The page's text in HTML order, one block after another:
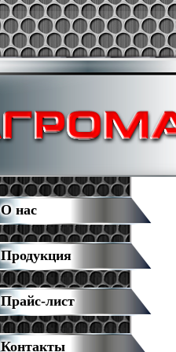
О нас
Продукция
Прайс-лист
Контакты